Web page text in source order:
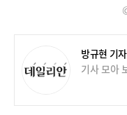
방규현 기자
기사 모아